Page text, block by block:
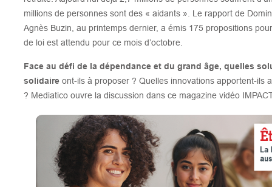
millions de personnes sont des « aidants ». Le rapport de
Agnès Buzin, au printemps dernier, a émis 175 propositions
de loi est attendu pour ce mois d’octobre.
Face au défi de la dépendance et du grand âge, quelles
solidaire ont-ils à proposer ? Quelles innovations apportent-ils
? Mediatico ouvre la discussion dans ce magazine vidéo